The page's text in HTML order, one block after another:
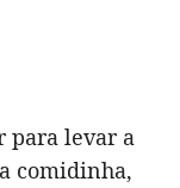
para levar a
comidinha,